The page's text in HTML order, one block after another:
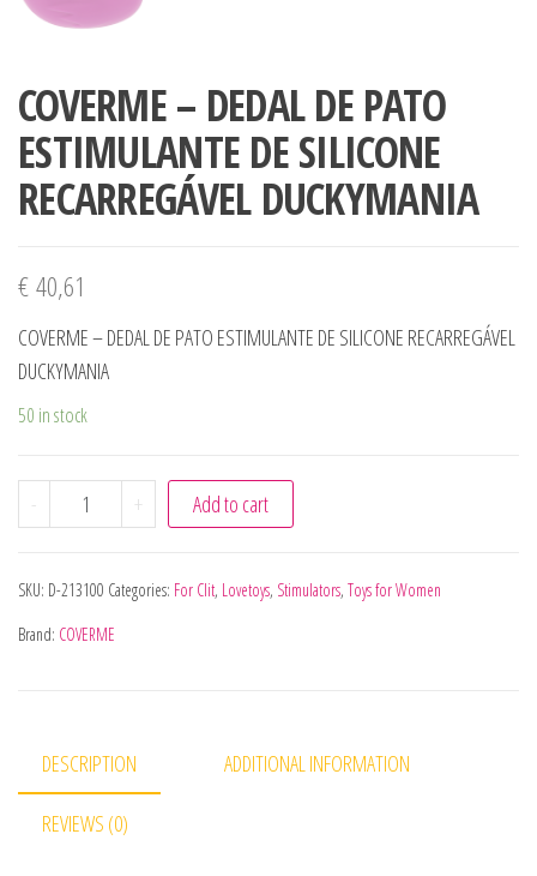
COVERME – DEDAL DE PATO
ESTIMULANTE DE SILICONE
RECARREGÁVEL DUCKYMANIA
€40,61
COVERME – DEDAL DE PATO ESTIMULANTE DE SILICONE RECARREGÁVEL
DUCKYMANIA
50 in stock
- COVERME - DEDAL DE PATO ESTIMULANTE DE
+ Add to cart
SKU: D-213100 Categories: For Clit, Lovetoys, Stimulators, Toys for Women
Brand: COVERME
DESCRIPTION ADDITIONAL INFORMATION
REVIEWS (0)